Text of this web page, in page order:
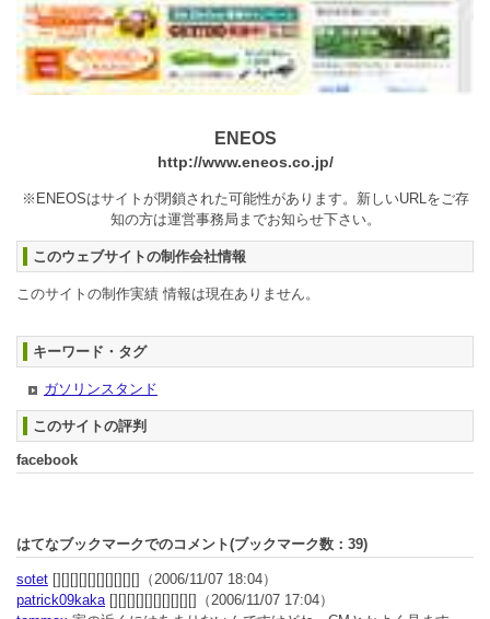
ENEOS
http://www.eneos.co.jp/
※ENEOSはサイトが閉鎖された可能性があります。新しいURLをご存
知の方は運営事務局までお知らせ下さい。
このウェブサイトの制作会社情報
このサイトの制作実績 情報は現在ありません。
キーワード・タグ
ガソリンスタンド
このサイトの評判
facebook
はてなブックマークでのコメント(ブックマーク数： 39)
sotet [][][][][][][][][][]
（2006/11/07 18:04）
patrick09kaka[][][][][][][][][][]
（2006/11/07 17:04）